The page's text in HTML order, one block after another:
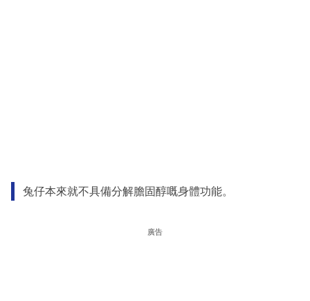
兔仔本來就不具備分解膽固醇嘅身體功能。
廣告